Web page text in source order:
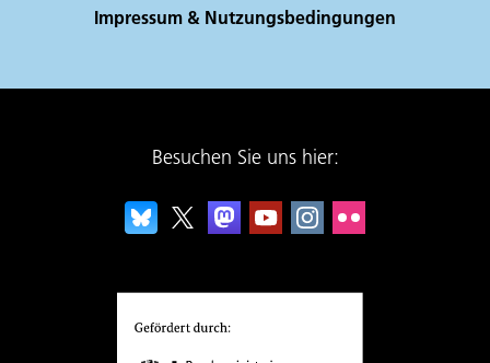
Impressum & Nutzungsbedingungen
Besuchen Sie uns hier: